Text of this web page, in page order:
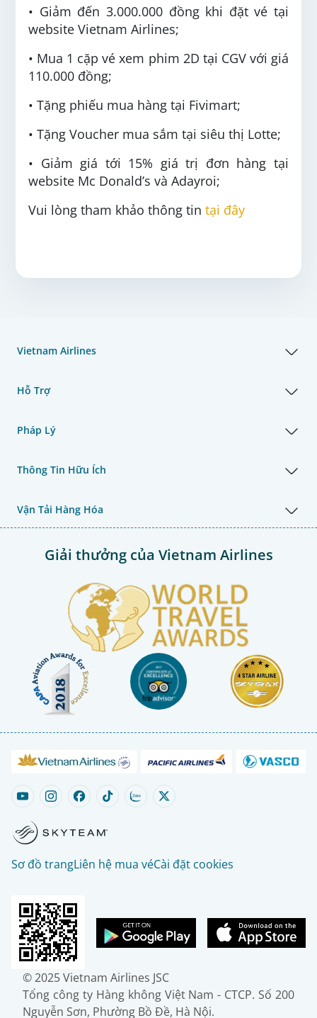
• Giảm đến 3.000.000 đồng khi đặt vé tại
website Vietnam Airlines;
• Mua 1 cặp vé xem phim 2D tại CGV với giá
110.000 đồng;
• Tặng phiếu mua hàng tại Fivimart;
• Tặng Voucher mua sắm tại siêu thị Lotte;
• Giảm giá tới 15% giá trị đơn hàng tại
website Mc Donald’s và Adayroi;
Vui lòng tham khảo thông tin tại đây
Vietnam Airlines
Hỗ Trợ
Pháp Lý
Thông Tin Hữu Ích
Vận Tải Hàng Hóa
Giải thưởng của Vietnam Airlines
Sơ đồ trangLiên hệ mua véCài đặt cookies
© 2025 Vietnam Airlines JSC
Tổng công ty Hàng không Việt Nam - CTCP. Số 200
Nguyễn Sơn, Phường Bồ Đề, Hà Nội.